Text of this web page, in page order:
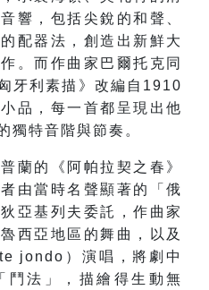
響，包括尖銳的和聲、
配器法，創造出新鮮大
。而作曲家巴爾托克同
牙利素描》改編自1910
品，每一首都呈現出他
獨特音階與節奏。
蘭的《阿帕拉契之春》
由當時名聲顯著的「俄
亞基列夫委託，作曲家
西亞地區的舞曲，以及
jondo）演唱，將劇中
鬥法」，描繪得生動無